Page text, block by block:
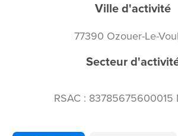
Ville d'activité
77390 Ozouer-Le-
Secteur
RSAC : 83785675600015